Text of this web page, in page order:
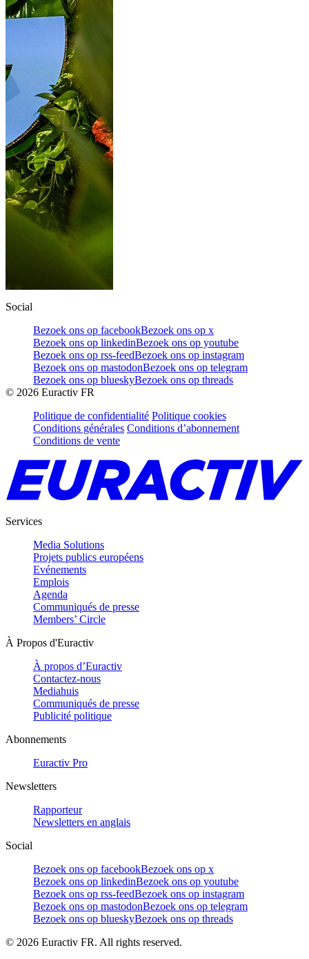
Social
Bezoek ons op facebookBezoek ons op x
Bezoek ons op linkedinBezoek ons op youtube
Bezoek ons op rss-feedBezoek ons op instagram
Bezoek ons op mastodonBezoek ons op telegram
Bezoek ons op blueskyBezoek ons op threads
© 2026 Euractiv FR
Politique de confidentialité Politique cookies
Conditions générales Conditions d’abonnement
Conditions de vente
Services
Media Solutions
Projets publics européens
Evénements
Emplois
Agenda
Communiqués de presse
Members’ Circle
À Propos d'Euractiv
À propos d’Euractiv
Contactez-nous
Mediahuis
Communiqués de presse
Publicité politique
Abonnements
Euractiv Pro
Newsletters
Rapporteur
Newsletters en anglais
Social
Bezoek ons op facebookBezoek ons op x
Bezoek ons op linkedinBezoek ons op youtube
Bezoek ons op rss-feedBezoek ons op instagram
Bezoek ons op mastodonBezoek ons op telegram
Bezoek ons op blueskyBezoek ons op threads
© 2026 Euractiv FR. All rights reserved.